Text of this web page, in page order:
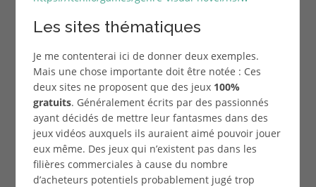
Les sites thématiques
Je me contenterai ici de donner deux exemples.
Mais une chose importante doit être notée : Ces
deux sites ne proposent que des jeux100%
gratuits. Généralement écrits par des passionnés
ayant décidés de mettre leur fantasmes dans des
jeux vidéos auxquels ils auraient aimé pouvoir jouer
eux même. Des jeux qui n’existent pas dans les
filières commerciales à cause du nombre
d’acheteurs potentiels probablement jugé trop